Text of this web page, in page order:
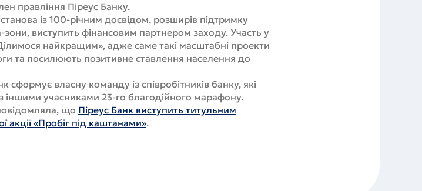
правління Піреус Банку.
із 100-річним досвідом, розширів підтримку
зони, виступить фінансовим партнером заходу. Участь у
найкращим», адже саме такі масштабні проекти
та посилюють позитивне ставлення населення до
власну команду із співробітників банку, які
учасниками 23-го благодійного марафону.
що Піреус Банк виступить титульним
акції «Пробіг під каштанами».